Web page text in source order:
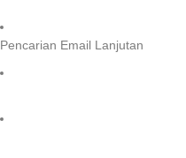
Pencarian Email Lanjutan